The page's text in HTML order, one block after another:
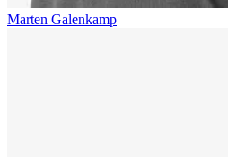
Marten Galenkamp